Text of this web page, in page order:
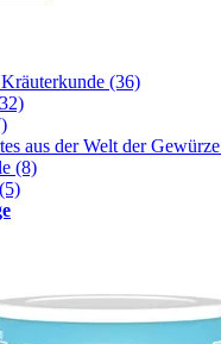
(36)
aus der Welt der Gewürze
(8)